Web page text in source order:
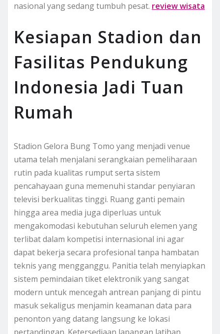
nasional yang sedang tumbuh pesat. review wisata
Kesiapan Stadion dan
Fasilitas Pendukung
Indonesia Jadi Tuan
Rumah
Stadion Gelora Bung Tomo yang menjadi venue
utama telah menjalani serangkaian pemeliharaan
rutin pada kualitas rumput serta sistem
pencahayaan guna memenuhi standar penyiaran
televisi berkualitas tinggi. Ruang ganti pemain
hingga area media juga diperluas untuk
mengakomodasi kebutuhan seluruh elemen yang
terlibat dalam kompetisi internasional ini agar
dapat bekerja secara profesional tanpa hambatan
teknis yang mengganggu. Panitia telah menyiapkan
sistem pemindaian tiket elektronik yang sangat
modern untuk mencegah antrean panjang di pintu
masuk sekaligus menjamin keamanan data para
penonton yang datang langsung ke lokasi